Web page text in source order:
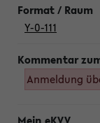
Y-0-111
Anmeldung